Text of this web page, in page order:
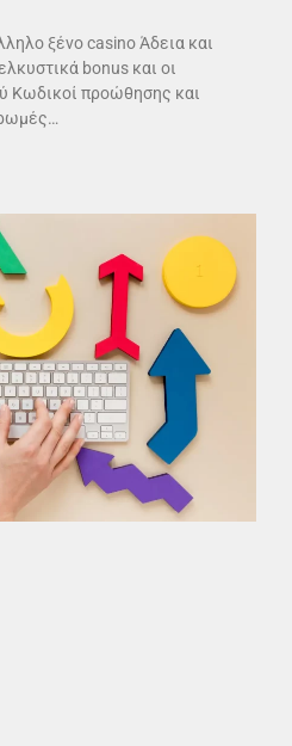
ξένο casino Άδεια και
bonus και οι
Κωδικοί προώθησης και